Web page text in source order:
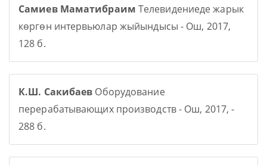
Самиев Маматибраим Телевидениеде жарык
көргөн интервьюлар жыйындысы - Ош, 2017,
128 б.
К.Ш. Сакибаев Оборудование
перерабатывающих производств - Ош, 2017, -
288 б.